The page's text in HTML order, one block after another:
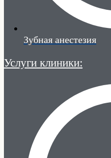
Зубная анестезия
Услуги клиники: